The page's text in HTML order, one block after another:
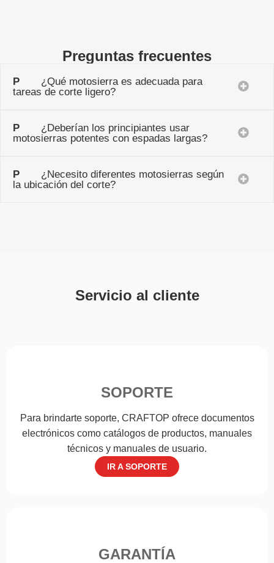
Preguntas frecuentes
P ¿Qué motosierra es adecuada para
tareas de corte ligero?
P ¿Deberían los principiantes usar
motosierras potentes con espadas largas?
P ¿Necesito diferentes motosierras según
la ubicación del corte?
Servicio al cliente
SOPORTE
Para brindarte soporte, CRAFTOP ofrece documentos
electrónicos como catálogos de productos, manuales
técnicos y manuales de usuario.
IR A SOPORTE
GARANTÍA